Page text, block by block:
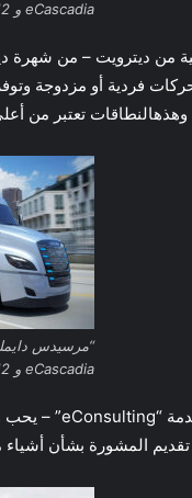
eCascadia و eM2
“مرسيدس
eCascadia و eM2
تقديم المشورة بشأن